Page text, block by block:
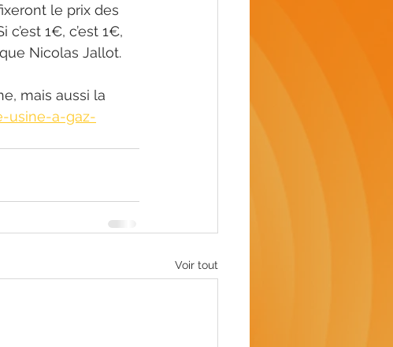
le prix des
1€, c’est 1€,
Nicolas Jallot.
mais aussi la
usine-a-gaz-
Voir tout